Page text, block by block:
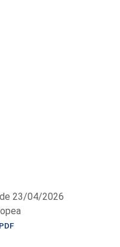
de 23/04/2026
PDF